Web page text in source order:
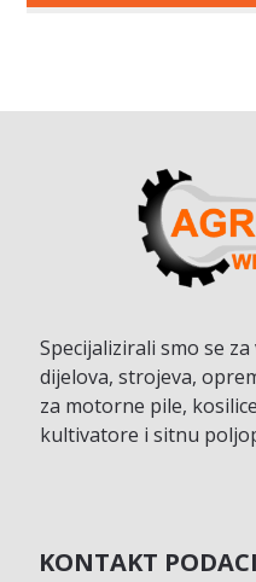
Specijalizirali smo se
dijelova, strojeva,
za motorne pile,
kultivatore i sitnu
KONTAKT PODACI